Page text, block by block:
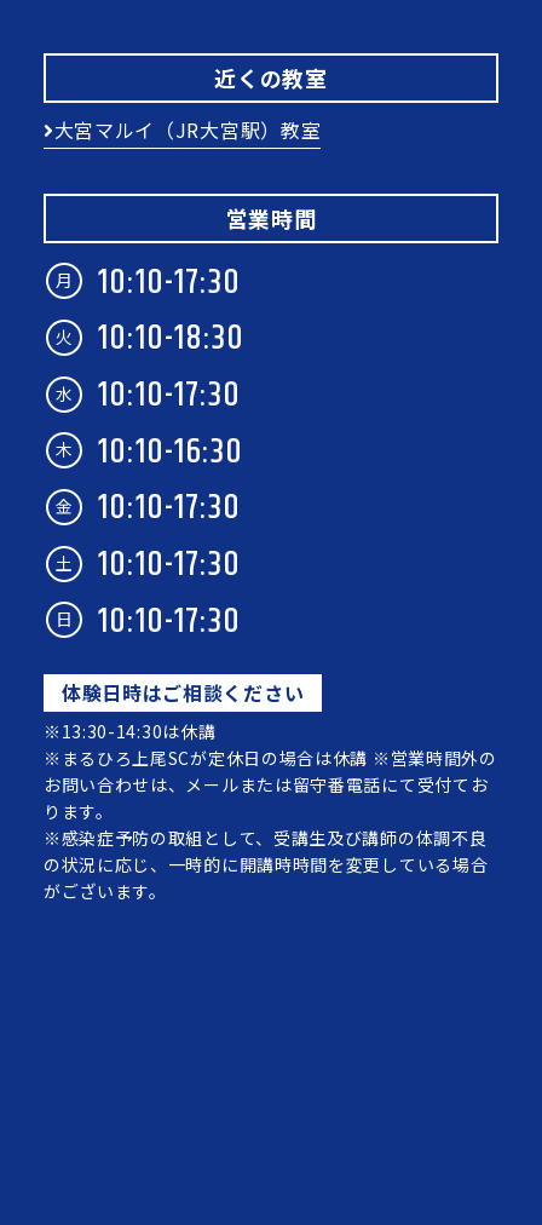
近くの教室
大宮マルイ（JR大宮駅）教室
営業時間
月 10:10-17:30
火 10:10-18:30
水 10:10-17:30
木 10:10-16:30
金 10:10-17:30
土 10:10-17:30
日 10:10-17:30
体験日時はご相談ください
※13:30-14:30は休講
※まるひろ上尾SCが定休日の場合は休講 ※営業時間外の
お問い合わせは、メールまたは留守番電話にて受付てお
ります。
※感染症予防の取組として、受講生及び講師の体調不良
の状況に応じ、一時的に開講時時間を変更している場合
がございます。